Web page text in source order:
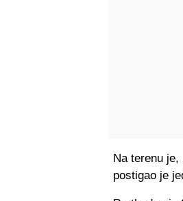
Na terenu
postigao je